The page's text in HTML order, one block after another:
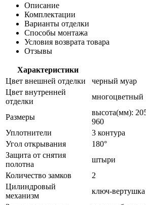
Описание
Комплектации
Варианты отделки
Способы монтажа
Условия возврата товара
Отзывы
Характеристики
Цвет внешней отделки
черный муар
Цвет внутренней
отделки
многоцветный
Размеры
высота(мм):
960
Уплотнители
3 контура
Угол открывания
180°
Защита от снятия
полотна
штыри
Количество замков
2
Цилиндровый
механизм
ключ-вертушка